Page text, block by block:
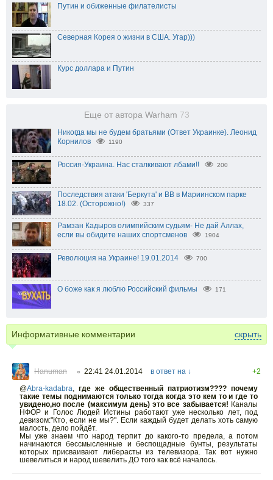
Путин и обиженные филателисты
Северная Корея о жизни в США. Угар)))
Курс доллара и Путин
Еще от автора Warham 73
Никогда мы не будем братьями (Ответ Украинке). Леонид
Корнилов
1190
Россия-Украина. Нас сталкивают лбами!! 200
Последствия атаки 'Беркута' и ВВ в Мариинском парке
18.02. (Осторожно!)
337
Рамзан Кадыров олимпийским судьям- Не дай Аллах,
если вы обидите наших спортсменов
1904
Революция на Украине! 19.01.2014 700
О боже как я люблю Российский фильмы 171
Информативные комментарии скрыть
Hanuman ○ 22:41 24.01.2014 в ответ на ↓
+2
@Abra-kadabra, где же общественный патриотизм???? почему
такие темы поднимаются только тогда когда это кем то и где то
увидено,но после (максимум день) это все забывается! Каналы
НФОР и Голос Людей Истины работают уже несколько лет, под
девизом:"Кто, если не мы?". Если каждый будет делать хоть самую
малость, дело пойдёт.
Мы уже знаем что народ терпит до какого-то предела, а потом
начинаются бессмысленные и беспощадные бунты, результаты
которых присваивают либерасты из телевизора. Так вот нужно
шевелиться и народ шевелить ДО того как всё началось.